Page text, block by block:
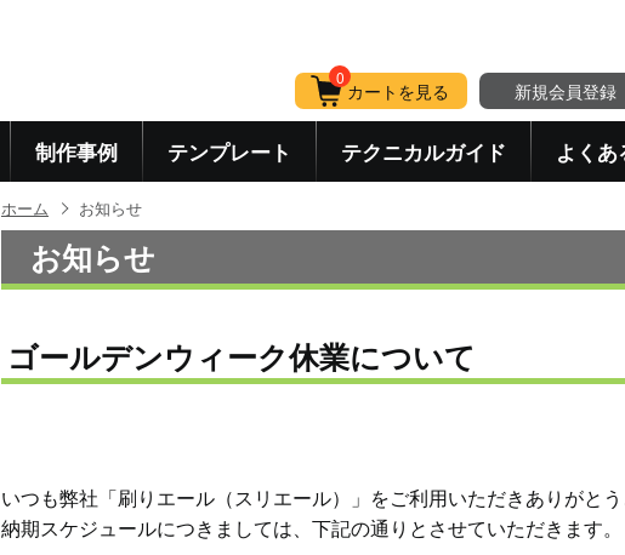
カートを見る
0
新規会員登録
制作事例 テンプレート テクニカルガイド よくあ
ホーム お知らせ
お知らせ
ゴールデンウィーク休業について
いつも弊社「刷りエール（スリエール）」をご利用いただきありがと
納期スケジュールにつきましては、下記の通りとさせていただきます。